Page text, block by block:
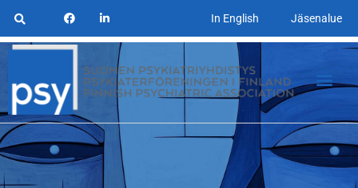
In English Jäsenalue